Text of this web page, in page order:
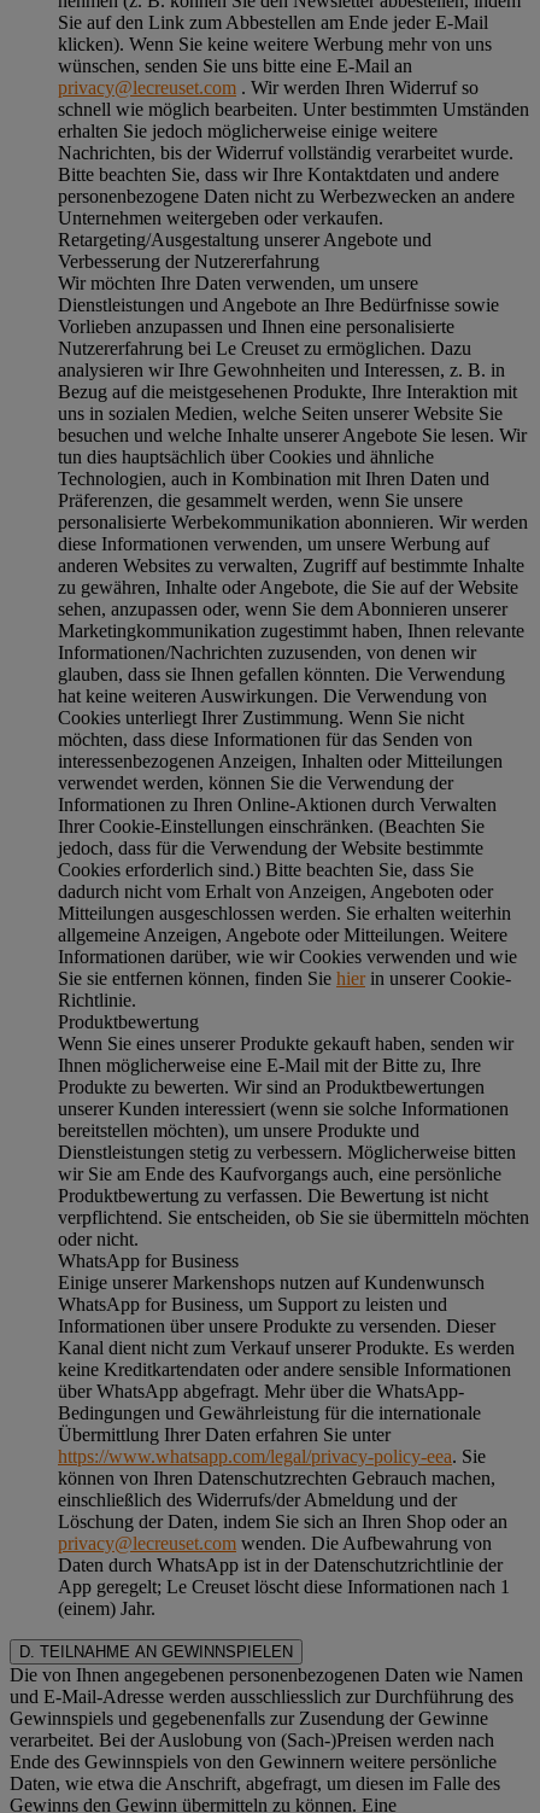
Sie auf den Link zum Abbestellen am Ende jeder E-Mail
klicken). Wenn Sie keine weitere Werbung mehr von uns
wünschen, senden Sie uns bitte eine E-Mail an
privacy@lecreuset.com . Wir werden Ihren Widerruf so
schnell wie möglich bearbeiten. Unter bestimmten Umständen
erhalten Sie jedoch möglicherweise einige weitere
Nachrichten, bis der Widerruf vollständig verarbeitet wurde.
Bitte beachten Sie, dass wir Ihre Kontaktdaten und andere
personenbezogene Daten nicht zu Werbezwecken an andere
Unternehmen weitergeben oder verkaufen.
Retargeting/Ausgestaltung unserer Angebote und
Verbesserung der Nutzererfahrung
Wir möchten Ihre Daten verwenden, um unsere
Dienstleistungen und Angebote an Ihre Bedürfnisse sowie
Vorlieben anzupassen und Ihnen eine personalisierte
Nutzererfahrung bei Le Creuset zu ermöglichen. Dazu
analysieren wir Ihre Gewohnheiten und Interessen, z. B. in
Bezug auf die meistgesehenen Produkte, Ihre Interaktion mit
uns in sozialen Medien, welche Seiten unserer Website Sie
besuchen und welche Inhalte unserer Angebote Sie lesen. Wir
tun dies hauptsächlich über Cookies und ähnliche
Technologien, auch in Kombination mit Ihren Daten und
Präferenzen, die gesammelt werden, wenn Sie unsere
personalisierte Werbekommunikation abonnieren. Wir werden
diese Informationen verwenden, um unsere Werbung auf
anderen Websites zu verwalten, Zugriff auf bestimmte Inhalte
zu gewähren, Inhalte oder Angebote, die Sie auf der Website
sehen, anzupassen oder, wenn Sie dem Abonnieren unserer
Marketingkommunikation zugestimmt haben, Ihnen relevante
Informationen/Nachrichten zuzusenden, von denen wir
glauben, dass sie Ihnen gefallen könnten. Die Verwendung
hat keine weiteren Auswirkungen. Die Verwendung von
Cookies unterliegt Ihrer Zustimmung. Wenn Sie nicht
möchten, dass diese Informationen für das Senden von
interessenbezogenen Anzeigen, Inhalten oder Mitteilungen
verwendet werden, können Sie die Verwendung der
Informationen zu Ihren Online-Aktionen durch Verwalten
Ihrer Cookie-Einstellungen einschränken. (Beachten Sie
jedoch, dass für die Verwendung der Website bestimmte
Cookies erforderlich sind.) Bitte beachten Sie, dass Sie
dadurch nicht vom Erhalt von Anzeigen, Angeboten oder
Mitteilungen ausgeschlossen werden. Sie erhalten weiterhin
allgemeine Anzeigen, Angebote oder Mitteilungen. Weitere
Informationen darüber, wie wir Cookies verwenden und wie
Sie sie entfernen können, finden Sie hierin unserer Cookie-
Richtlinie.
Produktbewertung
Wenn Sie eines unserer Produkte gekauft haben, senden wir
Ihnen möglicherweise eine E-Mail mit der Bitte zu, Ihre
Produkte zu bewerten. Wir sind an Produktbewertungen
unserer Kunden interessiert (wenn sie solche Informationen
bereitstellen möchten), um unsere Produkte und
Dienstleistungen stetig zu verbessern. Möglicherweise bitten
wir Sie am Ende des Kaufvorgangs auch, eine persönliche
Produktbewertung zu verfassen. Die Bewertung ist nicht
verpflichtend. Sie entscheiden, ob Sie sie übermitteln möchten
oder nicht.
WhatsApp for Business
Einige unserer Markenshops nutzen auf Kundenwunsch
WhatsApp for Business, um Support zu leisten und
Informationen über unsere Produkte zu versenden. Dieser
Kanal dient nicht zum Verkauf unserer Produkte. Es werden
keine Kreditkartendaten oder andere sensible Informationen
über WhatsApp abgefragt. Mehr über die WhatsApp-
Bedingungen und Gewährleistung für die internationale
Übermittlung Ihrer Daten erfahren Sie unter
https://www.whatsapp.com/legal/privacy-policy-eea. Sie
können von Ihren Datenschutzrechten Gebrauch machen,
einschließlich des Widerrufs/der Abmeldung und der
Löschung der Daten, indem Sie sich an Ihren Shop oder an
privacy@lecreuset.com wenden. Die Aufbewahrung von
Daten durch WhatsApp ist in der Datenschutzrichtlinie der
App geregelt; Le Creuset löscht diese Informationen nach 1
(einem) Jahr.
D. TEILNAHME AN GEWINNSPIELEN
Die von Ihnen angegebenen personenbezogenen Daten wie Namen
und E-Mail-Adresse werden ausschliesslich zur Durchführung des
Gewinnspiels und gegebenenfalls zur Zusendung der Gewinne
verarbeitet. Bei der Auslobung von (Sach-)Preisen werden nach
Ende des Gewinnspiels von den Gewinnern weitere persönliche
Daten, wie etwa die Anschrift, abgefragt, um diesen im Falle des
Gewinns den Gewinn übermitteln zu können. Eine